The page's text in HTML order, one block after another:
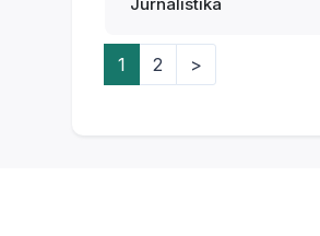
1 2 >